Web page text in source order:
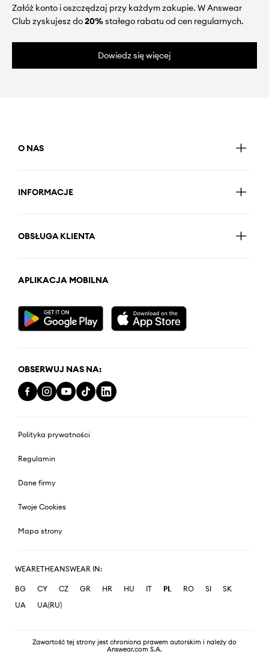
Załóż konto i oszczędzaj przy każdym zakupie. W Answear
Club zyskujesz do20%stałego rabatu od cen regularnych.
Dowiedz się więcej
O NAS
INFORMACJE
OBSŁUGA KLIENTA
APLIKACJA MOBILNA
OBSERWUJ NAS NA:
Polityka prywatności
Regulamin
Dane firmy
Twoje Cookies
Mapa strony
WEARETHEANSWEAR IN:
BG CY CZ GR HR HU IT PL RO SI
SK
UA
UA(RU)
Zawartość tej strony jest chroniona prawem autorskim i należy do
Answear.com S.A.